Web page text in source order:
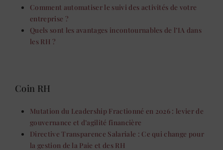
Comment automatiser le suivi des activités de votre
entreprise ?
Quels sont les avantages incontournables de l’IA dans
les RH ?
Coin RH
Mutation du Leadership Fractionné en 2026 : levier de
gouvernance et d’agilité financière
Directive Transparence Salariale : Ce qui change pour
la gestion de la Paie et des RH